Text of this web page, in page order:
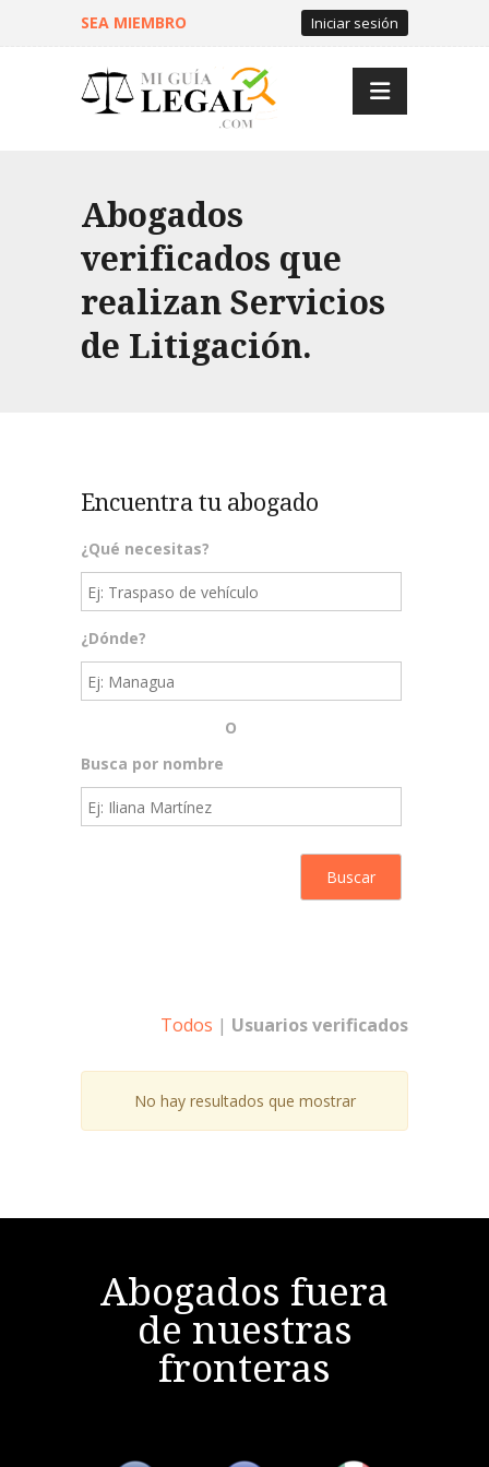
SEA MIEMBRO Iniciar sesión
Abogados
verificados que
realizan Servicios
de Litigación.
Encuentra tu abogado
¿Qué necesitas?
¿Dónde?
O
Busca por nombre
Todos | Usuarios verificados
No hay resultados que mostrar
Abogados fuera
de nuestras
fronteras